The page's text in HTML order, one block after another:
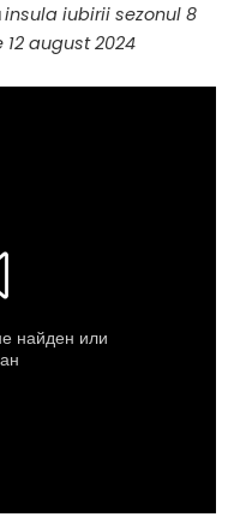
insula iubirii sezonul 8
august 2024